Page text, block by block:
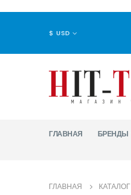
$ USD
ГЛАВНАЯ БРЕНДЫ
ГЛАВНАЯ КАТАЛОГ